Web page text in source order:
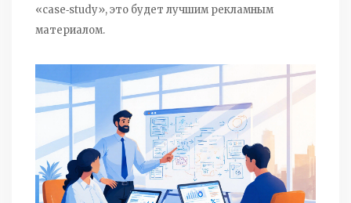
«case‑study», это будет лучшим рекламным
материалом.